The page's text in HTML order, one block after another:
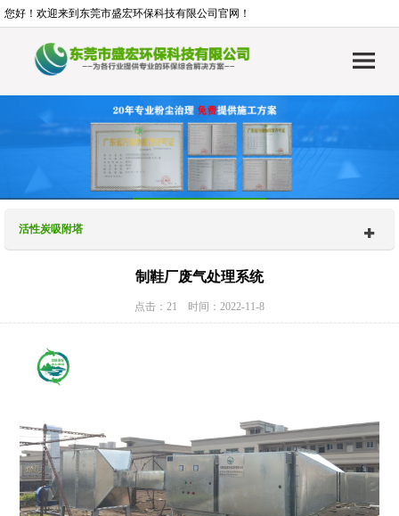
您好！欢迎来到东莞市盛宏环保科技有限公司官网！
活性炭吸附塔
制鞋厂废气处理系统
点击：21 时间：2022-11-8